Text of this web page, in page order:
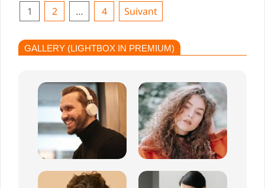
Pagination
Publications
1 2 … 4 Suivant
GALLERY (LIGHTBOX IN PREMIUM)